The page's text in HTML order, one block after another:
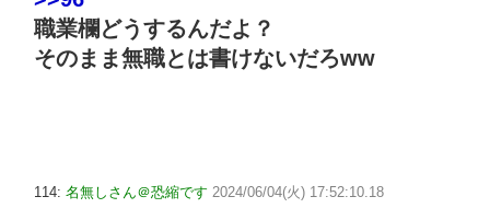
職業欄どうするんだよ？
そのまま無職とは書けないだろww
114: 名無しさん＠恐縮です 2024/06/04(火) 17:52:10.18